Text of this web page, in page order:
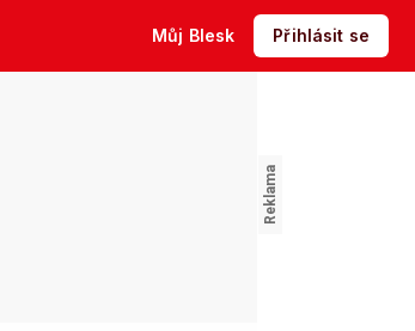
Můj Blesk Přihlásit se